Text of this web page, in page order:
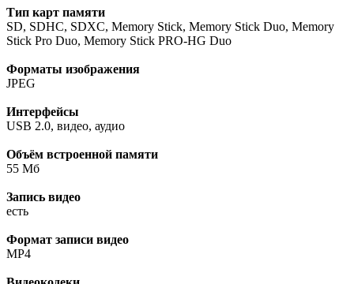
Тип карт памяти
SD, SDHC, SDXC, Memory Stick, Memory Stick Duo, Memory
Stick Pro Duo, Memory Stick PRO-HG Duo
Форматы изображения
JPEG
Интерфейсы
USB 2.0, видео, аудио
Объём встроенной памяти
55 Мб
Запись видео
есть
Формат записи видео
MP4